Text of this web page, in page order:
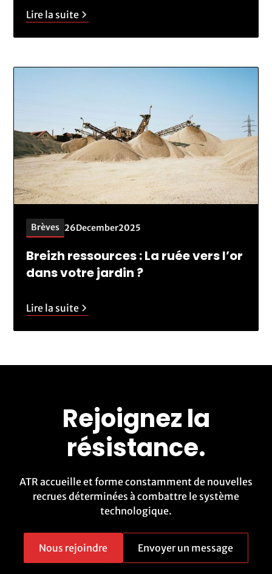
Lire la suite
Brèves 26December2025
Breizh ressources : La ruée vers l’or
dans votre jardin ?
Lire la suite
Rejoignez la
résistance.
ATR accueille et forme constamment de nouvelles
recrues déterminées à combattre le système
technologique.
Nous rejoindre Envoyer un message